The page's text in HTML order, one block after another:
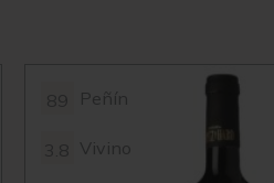
Peñín
Vivino